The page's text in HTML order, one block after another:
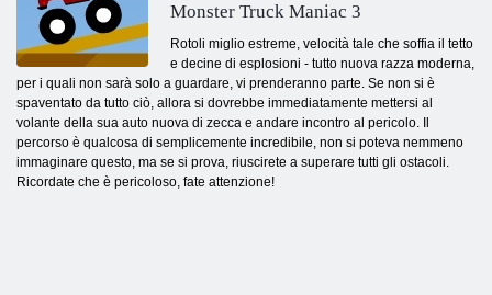
Monster Truck Maniac 3
Rotoli miglio estreme, velocità tale che soffia il tetto
e decine di esplosioni - tutto nuova razza moderna,
per i quali non sarà solo a guardare, vi prenderanno parte. Se non si è
spaventato da tutto ciò, allora si dovrebbe immediatamente mettersi al
volante della sua auto nuova di zecca e andare incontro al pericolo. Il
percorso è qualcosa di semplicemente incredibile, non si poteva nemmeno
immaginare questo, ma se si prova, riuscirete a superare tutti gli ostacoli.
Ricordate che è pericoloso, fate attenzione!